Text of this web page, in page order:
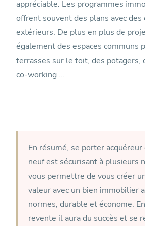
appréciable. Les programmes
offrent souvent des plans avec des
extérieurs. De plus en plus de
également des espaces communs
terrasses sur le toit, des potagers,
co-working …
En résumé, se porter
neuf est sécurisant à plusieurs
vous permettre de vous créer
valeur avec un bien immobilier
normes, durable et économe.
revente il aura du succès et se